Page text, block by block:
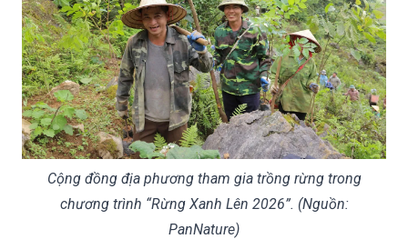
Cộng đồng địa phương tham gia trồng rừng trong
chương trình “Rừng Xanh Lên 2026”. (Nguồn:
PanNature)